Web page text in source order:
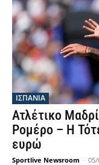
ΙΣΠΑΝΙΑ
Ατλέτικο
Ρομέρο – Η
ευρώ
Sportlive Newsroom - 05/